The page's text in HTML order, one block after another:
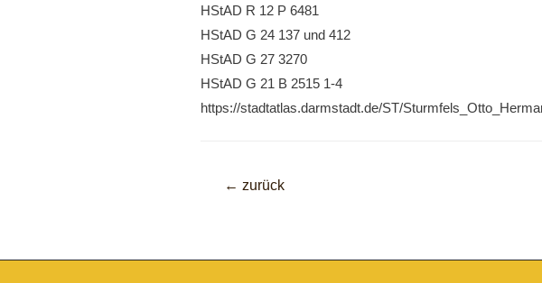
HStAD R 12 P 6481
HStAD G 24 137 und 412
HStAD G 27 3270
HStAD G 21 B 2515 1-4
https://stadtatlas.darmstadt.de/ST/
Beitragsnavigation
← zurück